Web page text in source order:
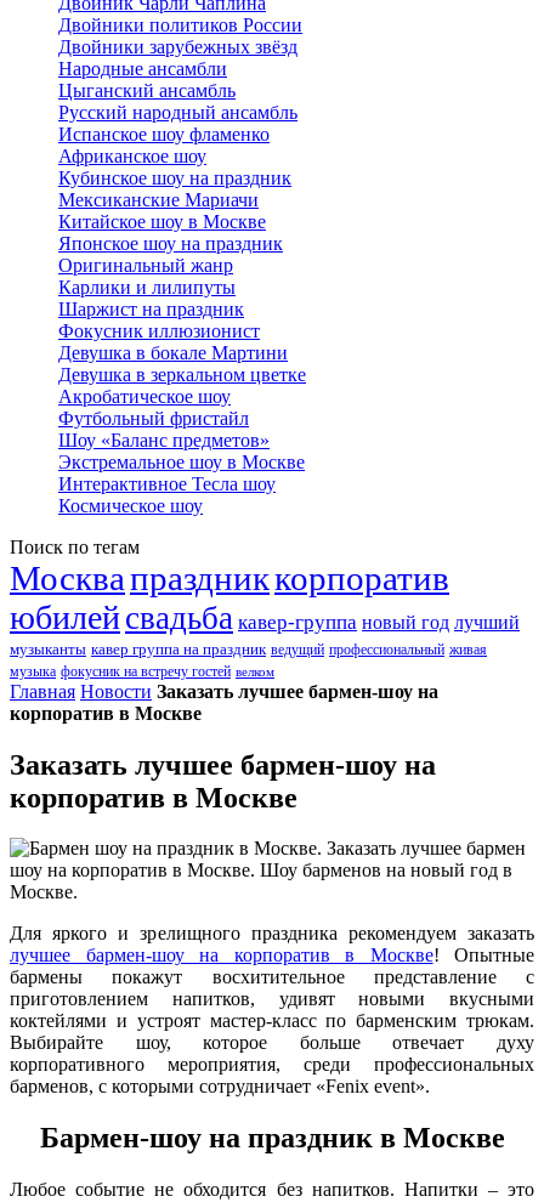
Двойники политиков России
Двойники зарубежных звёзд
Народные ансамбли
Цыганский ансамбль
Русский народный ансамбль
Испанское шоу фламенко
Африканское шоу
Кубинское шоу на праздник
Мексиканские Мариачи
Китайское шоу в Москве
Японское шоу на праздник
Оригинальный жанр
Карлики и лилипуты
Шаржист на праздник
Фокусник иллюзионист
Девушка в бокале Мартини
Девушка в зеркальном цветке
Акробатическое шоу
Футбольный фристайл
Шоу «Баланс предметов»
Экстремальное шоу в Москве
Интерактивное Тесла шоу
Космическое шоу
Поиск по тегам
Москвапраздниккорпоратив
юбилейсвадьба кавер-группа новый год лучший
музыканты кавер группа на праздник ведущий профессиональный живая
музыка фокусник на встречу гостей велком
Главная Новости Заказать лучшее бармен-шоу на
корпоратив в Москве
Заказать лучшее бармен-шоу на
корпоратив в Москве
Для яркого и зрелищного праздника рекомендуем заказать
лучшее бармен-шоу на корпоратив в Москве! Опытные
бармены покажут восхитительное представление с
приготовлением напитков, удивят новыми вкусными
коктейлями и устроят мастер-класс по барменским трюкам.
Выбирайте шоу, которое больше отвечает духу
корпоративного мероприятия, среди профессиональных
барменов, с которыми сотрудничает «Fenix event».
Бармен-шоу на праздник в Москве
Любое событие не обходится без напитков. Напитки – это